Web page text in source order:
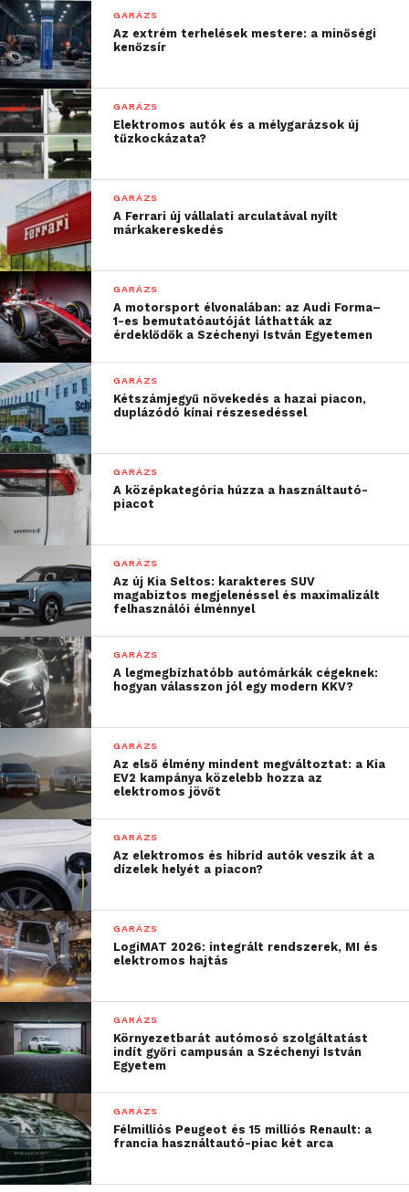
Csatlakozzon hozzánk a
forrása: Care Park
GARÁZS
Az extrém terhelések mestere: a minőségi
kenőzsír
GARÁZS
Elektromos autók és a mélygarázsok új
tűzkockázata?
GARÁZS
A Ferrari új vállalati arculatával nyílt
márkakereskedés
GARÁZS
A motorsport élvonalában: az Audi Forma–
1-es bemutatóautóját láthatták az
érdeklődők a Széchenyi István Egyetemen
GARÁZS
Kétszámjegyű növekedés a hazai piacon,
duplázódó kínai részesedéssel
GARÁZS
A középkategória húzza a használtautó-
piacot
GARÁZS
Az új Kia Seltos: karakteres SUV
magabiztos megjelenéssel és maximalizált
felhasználói élménnyel
GARÁZS
A legmegbízhatóbb autómárkák cégeknek:
hogyan válasszon jól egy modern KKV?
GARÁZS
Az első élmény mindent megváltoztat: a Kia
EV2 kampánya közelebb hozza az
elektromos jövőt
GARÁZS
Az elektromos és hibrid autók veszik át a
dízelek helyét a piacon?
GARÁZS
LogiMAT 2026: integrált rendszerek, MI és
elektromos hajtás
GARÁZS
Környezetbarát autómosó szolgáltatást
indít győri campusán a Széchenyi István
Egyetem
GARÁZS
Félmilliós Peugeot és 15 milliós Renault: a
francia használtautó-piac két arca